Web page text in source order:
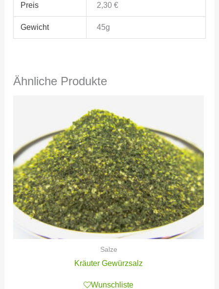
Preis 2,30 €
Gewicht 45g
Ähnliche Produkte
Salze
Kräuter Gewürzsalz
Wunschliste